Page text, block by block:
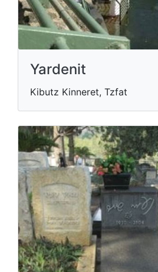
Yardenit
Kibutz Kinneret, Tzfat